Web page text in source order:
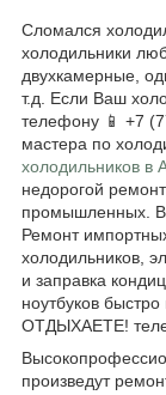
Сломался
холодильники
двухкамерные,
т.д. Если Ваш
телефону 📱 +7
мастера по
холодильников в
недорогой
промышленных.
Ремонт
холодильников,
и заправка
ноутбуков
ОТДЫХАЕТЕ!
произведут